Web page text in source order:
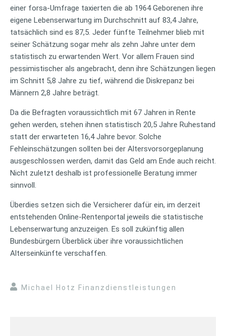
einer forsa-Umfrage taxierten die ab 1964 Geborenen ihre
eigene Lebenserwartung im Durchschnitt auf 83,4 Jahre,
tatsächlich sind es 87,5. Jeder fünfte Teilnehmer blieb mit
seiner Schätzung sogar mehr als zehn Jahre unter dem
statistisch zu erwartenden Wert. Vor allem Frauen sind
pessimistischer als angebracht, denn ihre Schätzungen liegen
im Schnitt 5,8 Jahre zu tief, während die Diskrepanz bei
Männern 2,8 Jahre beträgt.
Da die Befragten voraussichtlich mit 67 Jahren in Rente
gehen werden, stehen ihnen statistisch 20,5 Jahre Ruhestand
statt der erwarteten 16,4 Jahre bevor. Solche
Fehleinschätzungen sollten bei der Altersvorsorgeplanung
ausgeschlossen werden, damit das Geld am Ende auch reicht.
Nicht zuletzt deshalb ist professionelle Beratung immer
sinnvoll.
Überdies setzen sich die Versicherer dafür ein, im derzeit
entstehenden Online-Rentenportal jeweils die statistische
Lebenserwartung anzuzeigen. Es soll zukünftig allen
Bundesbürgern Überblick über ihre voraussichtlichen
Alterseinkünfte verschaffen.
Michael Hotz Finanzdienstleistungen